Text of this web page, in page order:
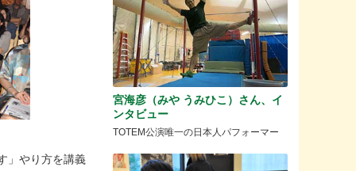
」やり方を講義
宮海彦（みや うみひこ）さん、イ
ンタビュー
TOTEM公演唯一の日本人パフォーマー